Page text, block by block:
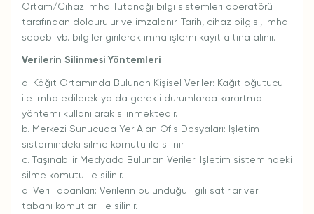
Ortam/Cihaz İmha Tutanağı bilgi sistemleri operatörü
tarafından doldurulur ve imzalanır. Tarih, cihaz bilgisi, imha
sebebi vb. bilgiler girilerek imha işlemi kayıt altına alınır.
Verilerin Silinmesi Yöntemleri
a. Kâğıt Ortamında Bulunan Kişisel Veriler: Kağıt öğütücü
ile imha edilerek ya da gerekli durumlarda karartma
yöntemi kullanılarak silinmektedir.
b. Merkezi Sunucuda Yer Alan Ofis Dosyaları: İşletim
sistemindeki silme komutu ile silinir.
c. Taşınabilir Medyada Bulunan Veriler: İşletim sistemindeki
silme komutu ile silinir.
d. Veri Tabanları: Verilerin bulunduğu ilgili satırlar veri
tabanı komutları ile silinir.